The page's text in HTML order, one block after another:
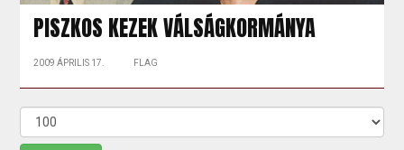
PISZKOS KEZEK VÁLSÁGKORMÁNYA
2009 ÁPRILIS 17. FLAG